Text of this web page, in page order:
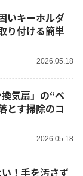
いキーホルダ
り付ける簡単
2026.05.18
気扇」の“ベ
とす掃除のコ
2026.05.18
！手を汚さず